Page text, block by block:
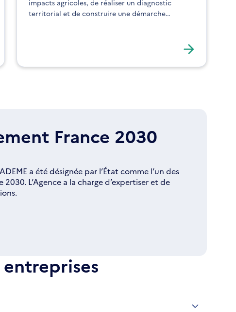
impacts agricoles, de réaliser un diagnostic
territorial et de construire une démarche
France 2030
a été désignée par l’État comme l’un des
L’Agence a la charge d’expertiser et de